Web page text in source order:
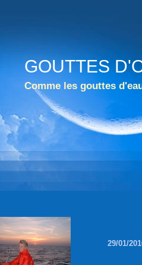
GOUTTES
Comme les gouttes
29/01/